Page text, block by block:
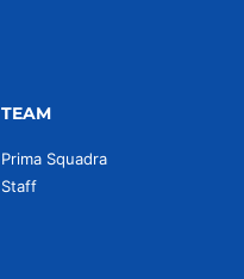
TEAM
Prima Squadra
Staff